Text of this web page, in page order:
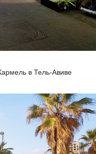
в Тель-Авиве